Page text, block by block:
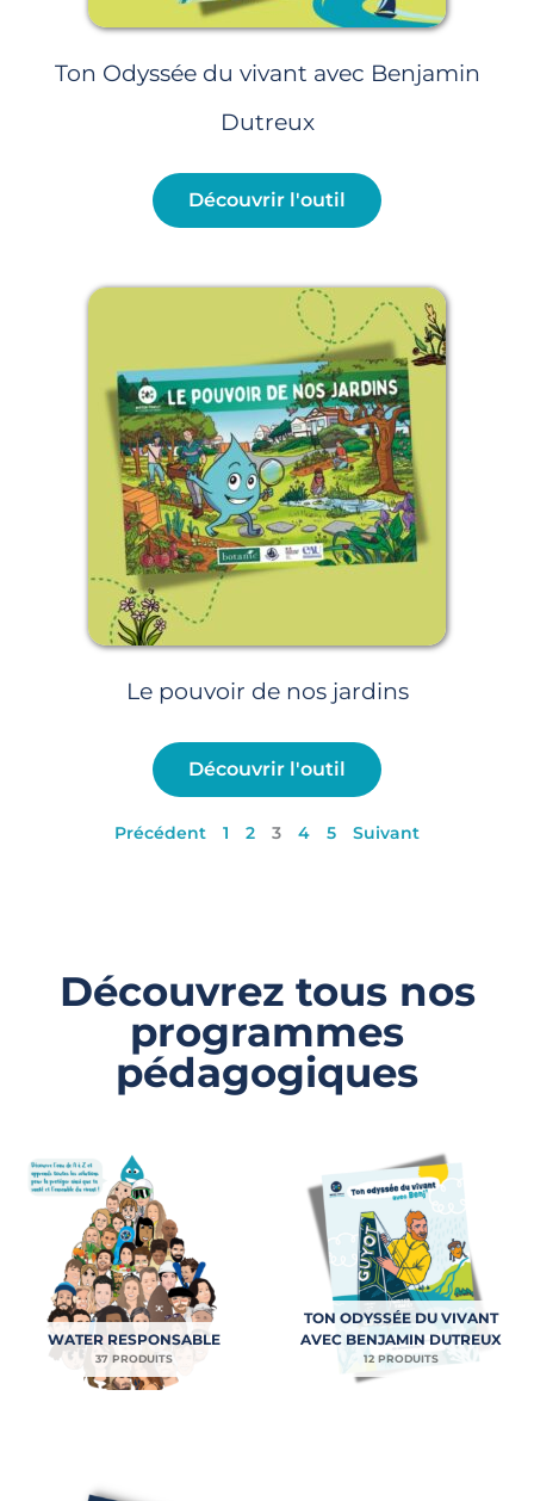
Ton Odyssée du vivant avec Benjamin
Dutreux
Découvrir l'outil
Le pouvoir de nos jardins
Découvrir l'outil
Précédent 1 2 3 4 5 Suivant
Découvrez tous nos
programmes
pédagogiques
WATER RESPONSABLE
37 PRODUITS
TON ODYSSÉE DU VIVANT
AVEC BENJAMIN DUTREUX
12 PRODUITS